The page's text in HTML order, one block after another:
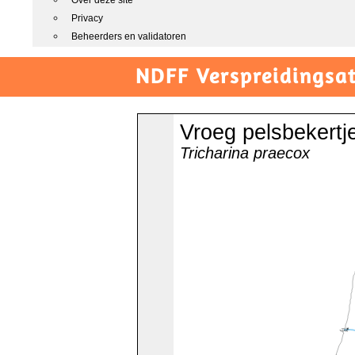
Privacy
Beheerders en validatoren
NDFF